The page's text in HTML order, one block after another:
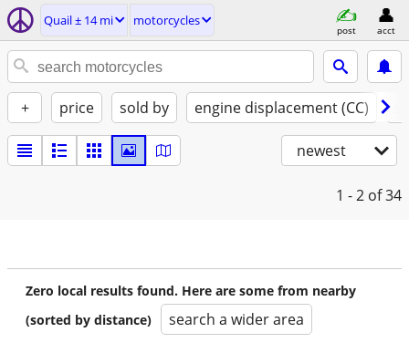
Quail ± 14 mi motorcycles
post acct
+ price sold by engine displacement (CC)
newest
1 - 2 of 34
Zero local results found. Here are some from nearby
(sorted by distance)
search a wider area